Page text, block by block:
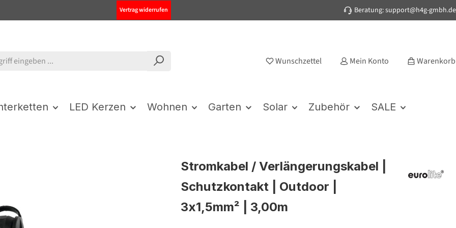
Vertrag widerrufen Beratung: support@h4g-gmbh.de
Wunschzettel Mein Konto Warenkorb
LED Kerzen Wohnen Garten Solar Zubehör SALE
Stromkabel / Verlängerungskabel |
Schutzkontakt | Outdoor |
3x1,5mm² | 3,00m